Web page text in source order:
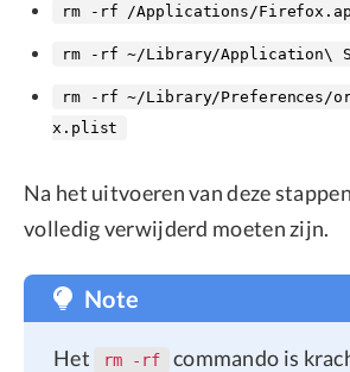
rm -rf /Applications/
rm -rf ~/Library/Application\
rm -rf ~/Library/Preferences/
x.plist
Na het uitvoeren van deze
volledig verwijderd moeten zijn.
Note
Het rm -rf
commando is